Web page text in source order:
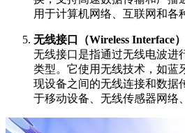
用于计算机网络、互联网和各
无线接口（Wireless Interface）
无线接口是指通过无线电波进
类型。它使用无线技术，如蓝
现设备之间的无线连接和数据
于移动设备、无线传感器网络